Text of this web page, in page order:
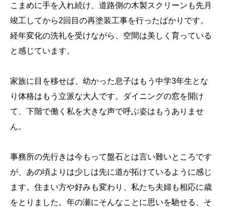
こまめに手を入れ続け、道路側の木製スクリーンも先月
竣工してから2回目の再塗装工事を行ったばかりです。
経年変化の洗礼を受けながら、空間は美しく育っている
と感じています。
家族に目を移せば、幼かった息子はもう中学3年生とな
り体格はもう立派な大人です。ダイニングの窓を開け
て、下階で働く私を大きな声で呼ぶ姿はもうありませ
ん。
事務所の先行きは今もって盤石とは言い難いところです
が、あの頃よりは少しは先に道が拓けているように感じ
ます。住まい方や好みも変わり、私たち夫婦も相応に歳
をとりました。年の瀬にそんなことに思いを馳せる、そ